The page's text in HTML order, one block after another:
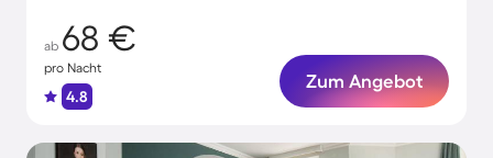
ab 68 €
pro Nacht
4.8
Zum Angebot